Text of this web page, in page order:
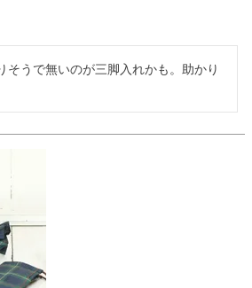
そうで無いのが三脚入れかも。助かり